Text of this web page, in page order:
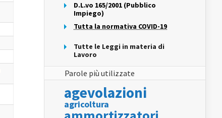
D.L.vo 165/2001 (Pubblico
Impiego)
Tutta la normativa COVID-19
Tutte le Leggi in materia di
Lavoro
Parole più utilizzate
agevolazioni
agricoltura